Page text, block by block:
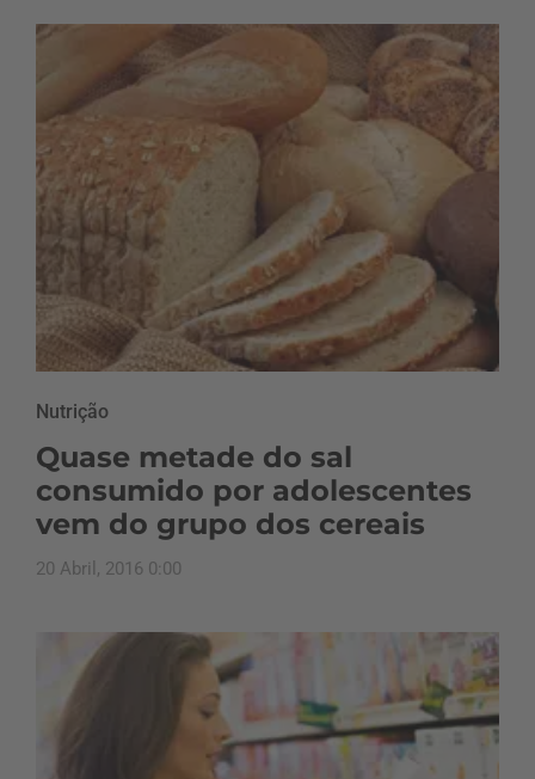
Nutrição
Quase metade do sal
consumido por adolescentes
vem do grupo dos cereais
20 Abril, 2016 0:00